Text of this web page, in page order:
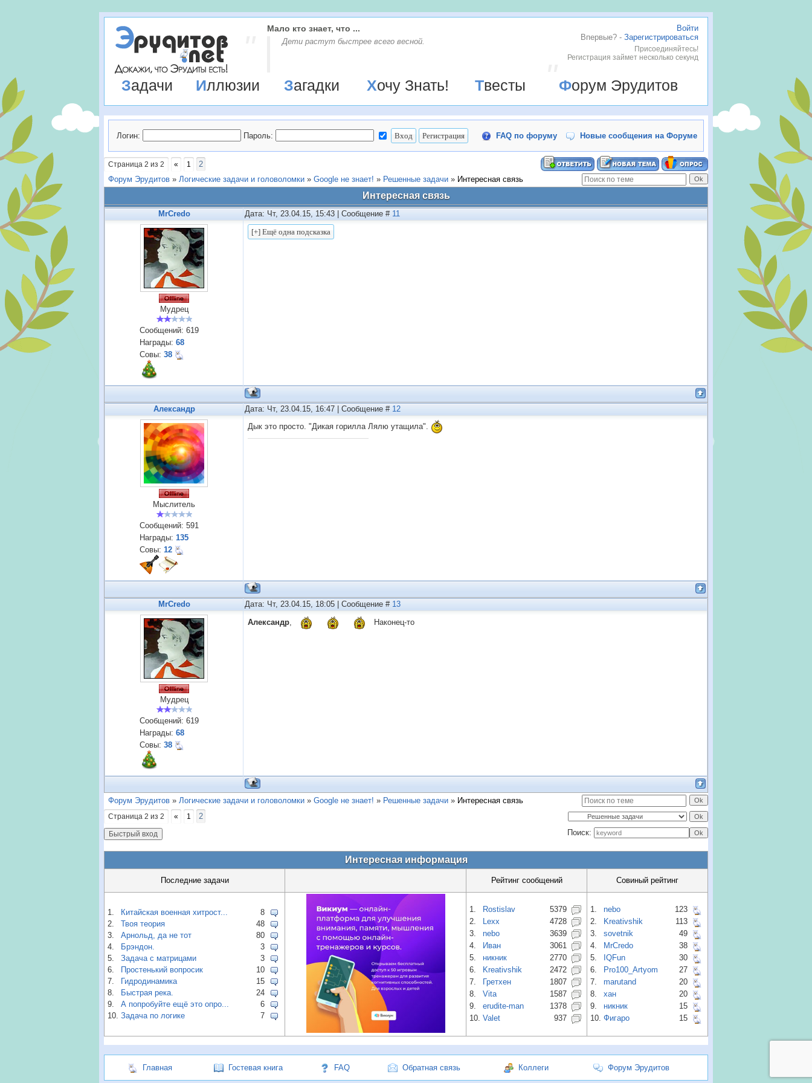
Войти
Впервые? - Зарегистрироваться
Присоединяйтесь!
Регистрация займет несколько секунд
Мало кто знает, что ...
Дети растут быстрее всего весной.
Задачи Иллюзии Загадки Хочу Знать! Твесты Форум Эрудитов
Логин: Пароль: FAQ по форуму Новые сообщения на Форуме
Страница 2 из 2 « 1
2
Форум Эрудитов » Логические задачи и головоломки » Google не знает! » Решенные задачи » Интересная связь
Интересная связь
MrCredo Дата: Чт, 23.04.15, 15:43 | Сообщение # 11
Мудрец
Сообщений: 619
Награды: 68
Совы: 38
Александр Дата: Чт, 23.04.15, 16:47 | Сообщение # 12
Мыслитель
Сообщений: 591
Награды: 135
Совы: 12
Дык это просто. "Дикая горилла Лялю утащила".
MrCredo Дата: Чт, 23.04.15, 18:05 | Сообщение # 13
Мудрец
Сообщений: 619
Награды: 68
Совы: 38
Александр, Наконец-то
Форум Эрудитов » Логические задачи и головоломки » Google не знает! » Решенные задачи » Интересная связь
Страница 2 из 2 « 1
2
Поиск:
Интересная информация
Последние задачи Рейтинг сообщений Совиный рейтинг
1. Китайская военная хитрост...
8
2.
Твоя теория
48
3.
Арнольд, да не тот
80
4.
Брэндон.
3
5.
Задача с матрицами
3
6.
Простенький вопросик
10
7.
Гидродинамика
15
8.
Быстрая река.
24
9.
А попробуйте ещё это опро...
6
10. Задача по логике 7
1. Rostislav
5379
2.
Lexx
4728
3.
nebo
3639
4.
Иван
3061
5.
никник
2770
6.
Kreativshik
2472
7.
Гретхен
1807
8.
Vita
1587
9.
erudite-man
1378
10. Valet 937
1. nebo
123
2.
Kreativshik
113
3.
sovetnik
49
4.
MrCredo
38
5.
IQFun
30
6.
Pro100_Artyom
27
7.
marutand
20
8.
хан
20
9.
никник
15
10. Фигаро 15
Главная Гостевая книга FAQ Обратная связь Коллеги Форум Эрудитов